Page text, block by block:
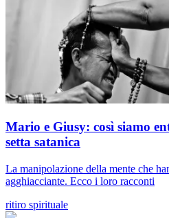
Mario e Giusy: così siamo
setta satanica
La manipolazione della mente che
agghiacciante. Ecco i loro racconti
ritiro spirituale